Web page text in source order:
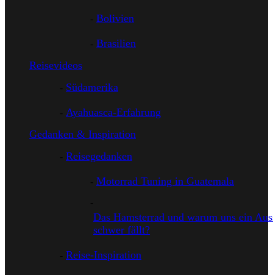
Bolivien
Brasilien
Reisevideos
Südamerika
Ayahuasca-Erfahrung
Gedanken & Inspiration
Reisegedanken
Motorrad Tuning in Guatemala
Das Hamsterrad und warum uns ein
schwer fällt?
Reise-Inspiration